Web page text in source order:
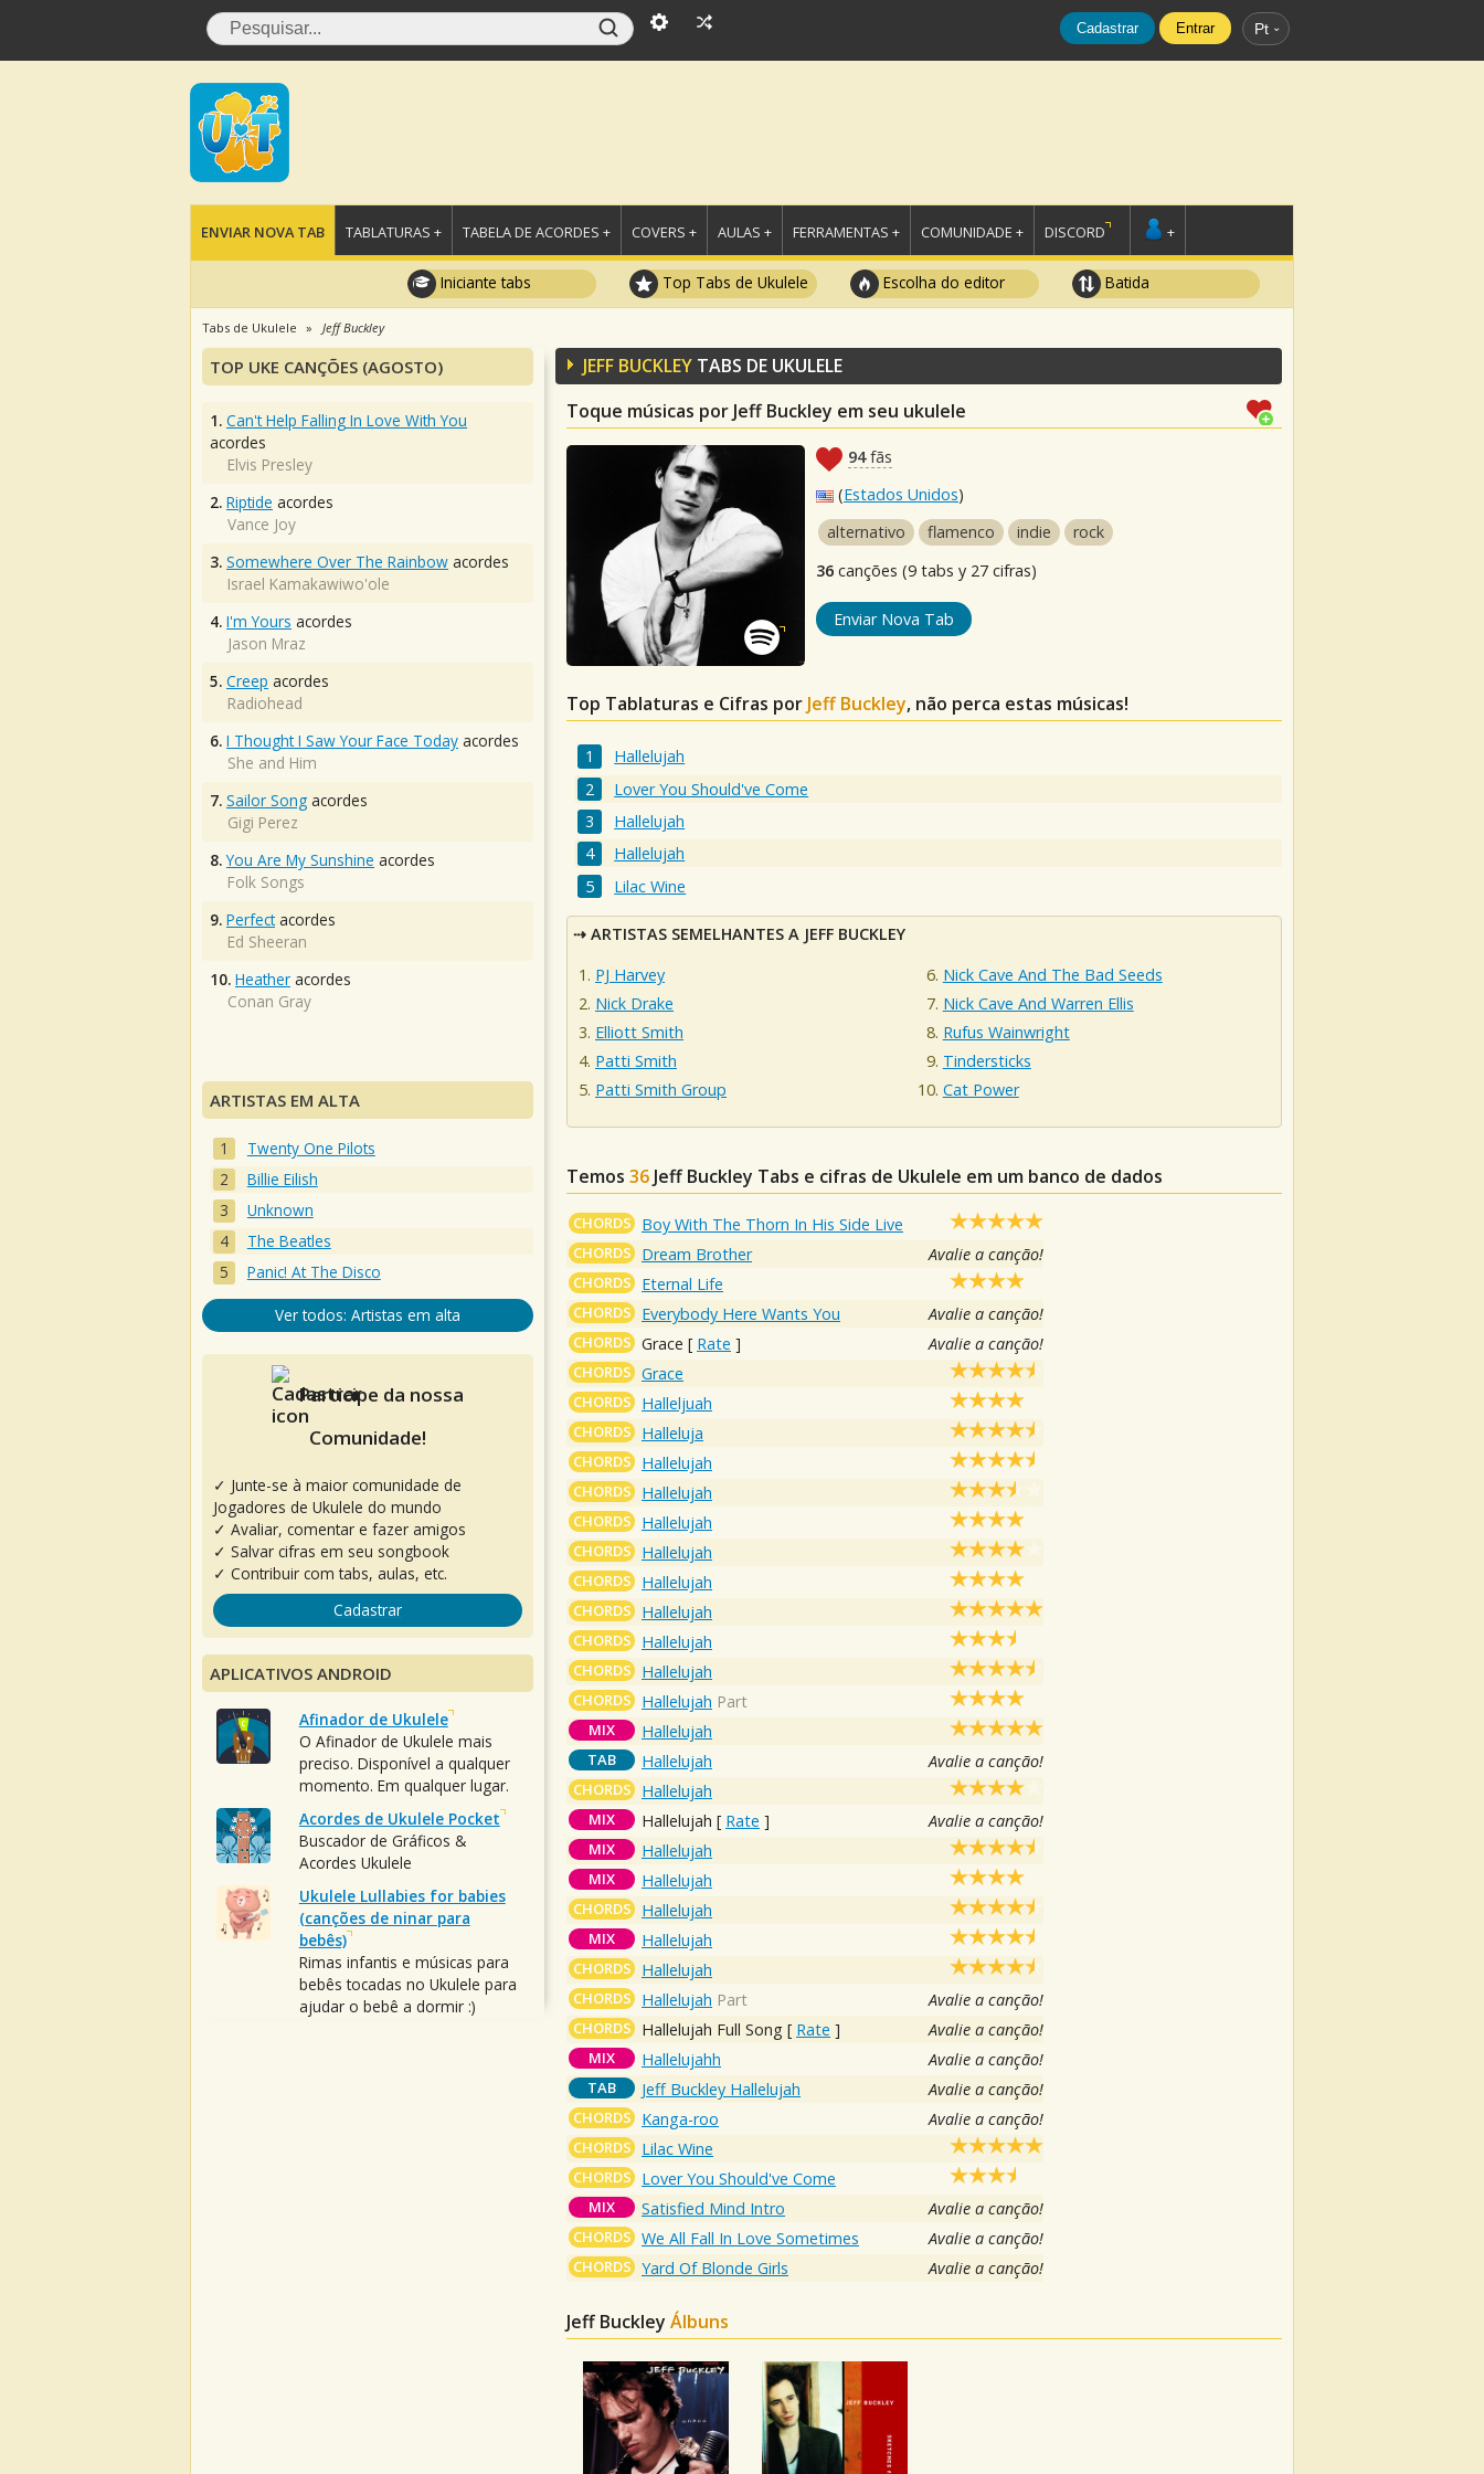
Cadastrar Entrar Pt
ENVIAR NOVA TAB TABLATURAS + TABELA DE ACORDES + COVERS + AULAS + FERRAMENTAS + COMUNIDADE + DISCORD +
Iniciante tabs Top Tabs de Ukulele Escolha do editor Batida
Tabs de Ukulele Jeff Buckley
JEFF BUCKLEY TABS DE UKULELE
Toque músicas por Jeff Buckley em seu ukulele
94fãs
(Estados Unidos)
alternativo
flamenco indie
rock
36 canções (9 tabs y 27 cifras)
Enviar Nova Tab
Top Tablaturas e Cifras por Jeff Buckley, não perca estas músicas!
Hallelujah
Lover You Should've Come
Hallelujah
Hallelujah
Lilac Wine
ARTISTAS SEMELHANTES A JEFF BUCKLEY
PJ Harvey
Nick Drake
Elliott Smith
Patti Smith
Patti Smith Group
Nick Cave And The Bad Seeds
Nick Cave And Warren Ellis
Rufus Wainwright
Tindersticks
Cat Power
Temos 36 Jeff Buckley Tabs e cifras de Ukulele em um banco de dados
CHORDS Boy With The Thorn In His Side Live
CHORDS Dream Brother Avalie a canção!
CHORDS Eternal Life
CHORDS Everybody Here Wants You Avalie a canção!
CHORDS Grace [ Rate ] Avalie a canção!
CHORDS Grace
CHORDS Halleljuah
CHORDS Halleluja
CHORDS Hallelujah
CHORDS Hallelujah
CHORDS Hallelujah
CHORDS Hallelujah
CHORDS Hallelujah
CHORDS Hallelujah
CHORDS Hallelujah
CHORDS Hallelujah
CHORDS Hallelujah Part
MIX Hallelujah
TAB Hallelujah Avalie a canção!
CHORDS Hallelujah
MIX Hallelujah [ Rate ] Avalie a canção!
MIX Hallelujah
MIX Hallelujah
CHORDS Hallelujah
MIX Hallelujah
CHORDS Hallelujah
CHORDS Hallelujah Part Avalie a canção!
CHORDS Hallelujah Full Song [ Rate ] Avalie a canção!
MIX Hallelujahh Avalie a canção!
TAB Jeff Buckley Hallelujah Avalie a canção!
CHORDS Kanga-roo Avalie a canção!
CHORDS Lilac Wine
CHORDS Lover You Should've Come
MIX Satisfied Mind Intro Avalie a canção!
CHORDS We All Fall In Love Sometimes Avalie a canção!
CHORDS Yard Of Blonde Girls Avalie a canção!
Jeff Buckley Álbuns
TOP UKE CANÇÕES (AGOSTO)
1. Can't Help Falling In Love With You
acordes
Elvis Presley
2. Riptide acordes
Vance Joy
3. Somewhere Over The Rainbow acordes
Israel Kamakawiwo'ole
4. I'm Yours acordes
Jason Mraz
5. Creep acordes
Radiohead
6. I Thought I Saw Your Face Today acordes
She and Him
7. Sailor Song acordes
Gigi Perez
8. You Are My Sunshine acordes
Folk Songs
9. Perfectacordes
Ed Sheeran
10. Heather acordes
Conan Gray
ARTISTAS EM ALTA
Twenty One Pilots
Billie Eilish
Unknown
The Beatles
Panic! At The Disco
Ver todos: Artistas em alta
Participe da nossa
Comunidade!
✓ Junte-se à maior comunidade de
Jogadores de Ukulele do mundo
✓ Avaliar, comentar e fazer amigos
✓ Salvar cifras em seu songbook
✓ Contribuir com tabs, aulas, etc.
Cadastrar
APLICATIVOS ANDROID
Afinador de Ukulele
O Afinador de Ukulele mais
preciso. Disponível a qualquer
momento. Em qualquer lugar.
Acordes de Ukulele Pocket
Buscador de Gráficos &
Acordes Ukulele
Ukulele Lullabies for babies
(canções de ninar para
bebês)
Rimas infantis e músicas para
bebês tocadas no Ukulele para
ajudar o bebê a dormir :)